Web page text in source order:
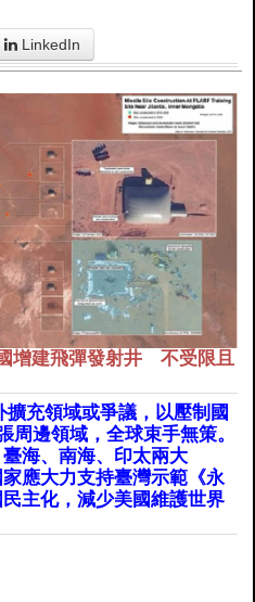
LinkedIn
增建飛彈發射井 不受限且
充領域或爭議，以壓制國
周邊領域，全球束手無策。
海、南海、印太兩大
應大力支持臺灣示範《永
主化，減少美國維護世界